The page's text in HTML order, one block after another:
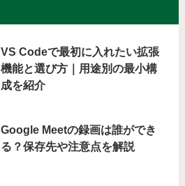
VS Codeで最初に入れたい拡張
機能と選び方｜用途別の最小構
成を紹介
Google Meetの録画は誰ができ
る？保存先や注意点を解説